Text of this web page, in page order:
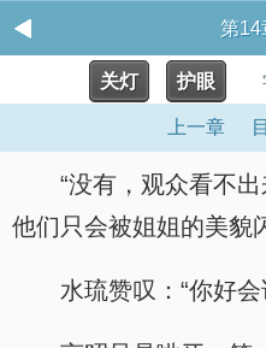
第
关灯 护眼
上一章
“没有，观众看不
他们只会被姐姐的美貌
水琉赞叹：“你好会